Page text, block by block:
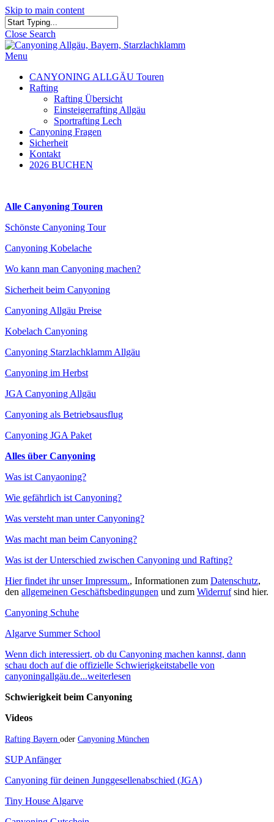
Skip to main content
Close Search
Menu
CANYONING ALLGÄU Touren
Rafting
Rafting Übersicht
Einsteigerrafting Allgäu
Sportrafting Lech
Canyoning Fragen
Sicherheit
Kontakt
2026 BUCHEN
Alle Canyoning Touren
Schönste Canyoning Tour
Canyoning Kobelache
Wo kann man Canyoning machen?
Sicherheit beim Canyoning
Canyoning Allgäu Preise
Kobelach Canyoning
Canyoning Starzlachklamm Allgäu
Canyoning im Herbst
JGA Canyoning Allgäu
Canyoning als Betriebsausflug
Canyoning JGA Paket
Alles über Canyoning
Was ist Canyaoning?
Wie gefährlich ist Canyoning?
Was versteht man unter Canyoning?
Was macht man beim Canyoning?
Was ist der Unterschied zwischen Canyoning und Rafting?
Hier findet ihr unser Impressum., Informationen zum Datenschutz,
den allgemeinen Geschäftsbedingungen und zum Widerrufsind hier.
Canyoning Schuhe
Algarve Summer School
Wenn dich interessiert, ob du Canyoning machen kannst, dann
schau doch auf die offizielle Schwierigkeitstabelle von
canyoningallgäu.de...weiterlesen
Schwierigkeit beim Canyoning
Videos
Rafting Bayern oder Canyoning München
SUP Anfänger
Canyoning für deinen Junggesellenabschied (JGA)
Tiny House Algarve